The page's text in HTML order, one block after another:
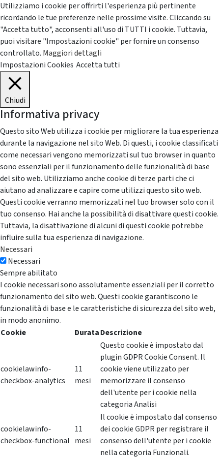
Utilizziamo i cookie per offrirti l'esperienza più pertinente
ricordando le tue preferenze nelle prossime visite. Cliccando su
"Accetta tutto", acconsenti all'uso di TUTTI i cookie. Tuttavia,
puoi visitare "Impostazioni cookie" per fornire un consenso
controllato. Maggiori dettagli
Impostazioni Cookies Accetta tutti
Chiudi
Informativa privacy
Questo sito Web utilizza i cookie per migliorare la tua esperienza
durante la navigazione nel sito Web. Di questi, i cookie classificati
come necessari vengono memorizzati sul tuo browser in quanto
sono essenziali per il funzionamento delle funzionalità di base
del sito web. Utilizziamo anche cookie di terze parti che ci
aiutano ad analizzare e capire come utilizzi questo sito web.
Questi cookie verranno memorizzati nel tuo browser solo con il
tuo consenso. Hai anche la possibilità di disattivare questi cookie.
Tuttavia, la disattivazione di alcuni di questi cookie potrebbe
influire sulla tua esperienza di navigazione.
Necessari
Necessari
Sempre abilitato
I cookie necessari sono assolutamente essenziali per il corretto
funzionamento del sito web. Questi cookie garantiscono le
funzionalità di base e le caratteristiche di sicurezza del sito web,
in modo anonimo.
Cookie
DurataDescrizione
cookielawinfo-
checkbox-analytics
11
mesi
Questo cookie è impostato dal
plugin GDPR Cookie Consent. Il
cookie viene utilizzato per
memorizzare il consenso
dell'utente per i cookie nella
categoria Analisi
cookielawinfo-
checkbox-functional
11
mesi
Il cookie è impostato dal consenso
dei cookie GDPR per registrare il
consenso dell'utente per i cookie
nella categoria Funzionali.